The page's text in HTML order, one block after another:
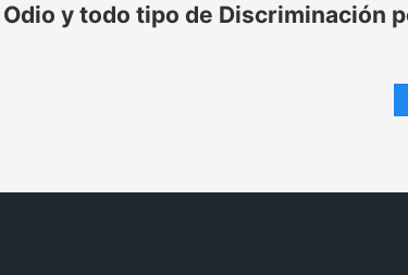
y todo tipo de Discriminación